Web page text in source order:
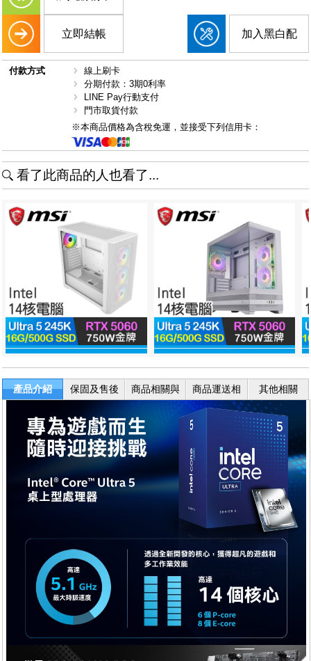
立即結帳 加入黑白配
付款方式
線上刷卡
分期付款：3期0利率
LINE Pay行動支付
門市取貨付款
※本商品價格為含稅免運，並接受下列信用卡：
看了此商品的人也看了...
產品介紹
保固及售後
商品相關與
商品運送相
關
其他相關